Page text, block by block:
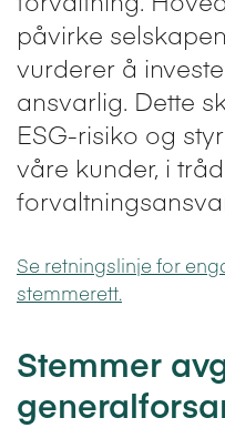
påvirke
vurderer å
ansvarlig. Dette
ESG-risiko og
våre kunder, i
Se retningslinje for
stemmerett.
Stemmer